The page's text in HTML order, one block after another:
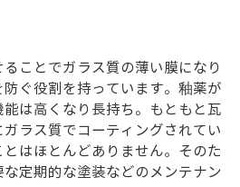
ことでガラス質の薄い膜になり
ぐ役割を持っています。釉薬が
は高くなり長持ち。もともと瓦
ラス質でコーティングされてい
はほとんどありません。そのた
定期的な塗装などのメンテナン